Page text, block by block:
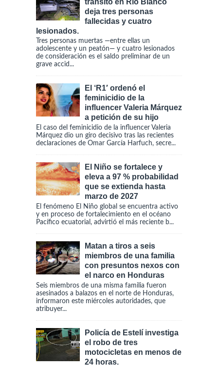
deja tres personas
fallecidas y cuatro
lesionados.
Tres personas muertas —entre ellas un
adolescente y un peatón— y cuatro lesionados
de consideración es el saldo preliminar de un
grave accid...
El ‘R1′ ordenó el
feminicidio de la
influencer Valeria Márquez
a petición de su hijo
El caso del feminicidio de la influencer Valeria
Márquez dio un giro decisivo tras las recientes
declaraciones de Omar García Harfuch, secre...
El Niño se fortalece y
eleva a 97 % probabilidad
que se extienda hasta
marzo de 2027
El fenómeno El Niño global se encuentra activo
y en proceso de fortalecimiento en el océano
Pacífico ecuatorial, advirtió el más reciente b...
Matan a tiros a seis
miembros de una familia
con presuntos nexos con
el narco en Honduras
Seis miembros de una misma familia fueron
asesinados a balazos en el norte de Honduras,
informaron este miércoles autoridades, que
atribuyer...
Policía de Estelí investiga
el robo de tres
motocicletas en menos de
24 horas.